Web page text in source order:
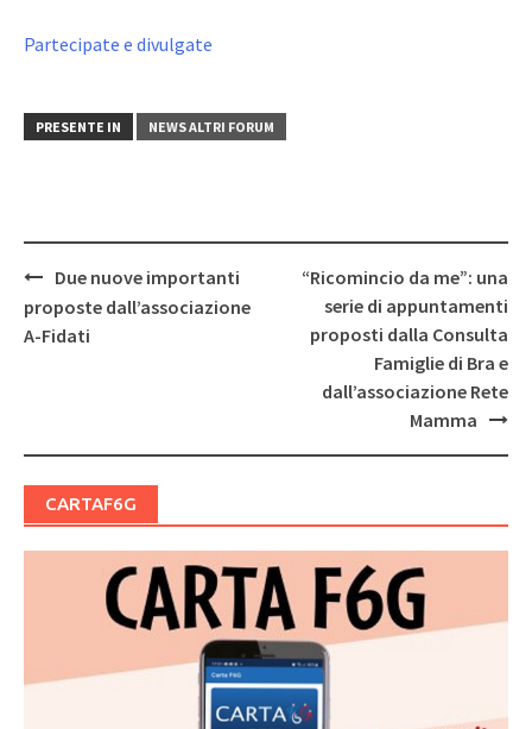
Partecipate e divulgate
PRESENTE IN NEWS ALTRI FORUM
Post
navigation
Due nuove importanti
proposte dall’associazione
A-Fidati
“Ricomincio da me”: una
serie di appuntamenti
proposti dalla Consulta
Famiglie di Bra e
dall’associazione Rete
Mamma
CARTAF6G